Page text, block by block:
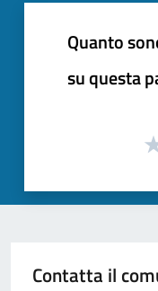
Quanto
su questa
Contatta il